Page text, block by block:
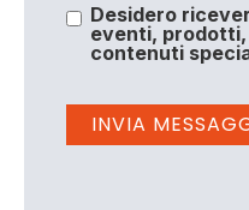
Desidero
eventi,
contenuti